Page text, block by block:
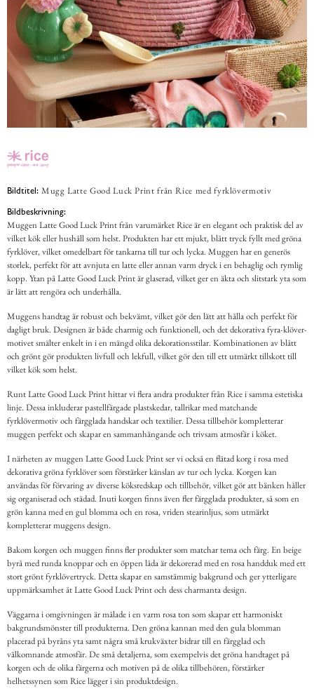
Bildtitel: Mugg Latte Good Luck Print från Rice med fyrklövermotiv
Bildbeskrivning:
Muggen Latte Good Luck Print från varumärket Rice är en elegant och praktisk del av
vilket kök eller hushåll som helst. Produkten har ett mjukt, blått tryck fyllt med gröna
fyrklöver, vilket omedelbart för tankarna till tur och lycka. Muggen har en generös
storlek, perfekt för att avnjuta en latte eller annan varm dryck i en behaglig och rymlig
kopp. Ytan på Latte Good Luck Print är glaserad, vilket ger en äkta och slitstark yta som
är lätt att rengöra och underhålla.
Muggens handtag är robust och bekvämt, vilket gör den lätt att hålla och perfekt för
dagligt bruk. Designen är både charmig och funktionell, och det dekorativa fyra-klöver-
motivet smälter enkelt in i en mängd olika dekorationsstilar. Kombinationen av blått
och grönt gör produkten livfull och lekfull, vilket gör den till ett utmärkt tillskott till
vilket kök som helst.
Runt Latte Good Luck Print hittar vi flera andra produkter från Rice i samma estetiska
linje. Dessa inkluderar pastellfärgade plastskedar, tallrikar med matchande
fyrklövermotiv och färgglada handskar och textilier. Dessa tillbehör kompletterar
muggen perfekt och skapar en sammanhängande och trivsam atmosfär i köket.
I närheten av muggen Latte Good Luck Print ser vi också en flätad korg i rosa med
dekorativa gröna fyrklöver som förstärker känslan av tur och lycka. Korgen kan
användas för förvaring av diverse köksredskap och tillbehör, vilket gör att bänken håller
sig organiserad och städad. Inuti korgen finns även fler färgglada produkter, så som en
grön kanna med en gul blomma och en rosa, vriden stearinljus, som utmärkt
kompletterar muggens design.
Bakom korgen och muggen finns fler produkter som matchar tema och färg. En beige
byrå med runda knoppar och en öppen låda är dekorerad med en rosa handduk med ett
stort grönt fyrklövertryck. Detta skapar en samstämmig bakgrund och ger ytterligare
uppmärksamhet åt Latte Good Luck Print och dess charmanta design.
Väggarna i omgivningen är målade i en varm rosa ton som skapar ett harmoniskt
bakgrundsmönster till produkterna. Den gröna kannan med den gula blomman
placerad på byråns yta samt några små krukväxter bidrar till en färgglad och
välkomnande atmosfär. De små detaljerna, som exempelvis det gröna handtaget på
korgen och de olika färgerna och motiven på de olika tillbehören, förstärker
helhetssynen som Rice lägger i sin produktdesign.